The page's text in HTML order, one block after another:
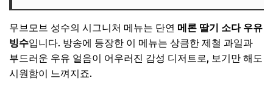
무브모브 성수의 시그니처 메뉴는 단연 메론 딸기 소다 우유
빙수입니다. 방송에 등장한 이 메뉴는 상큼한 제철 과일과
부드러운 우유 얼음이 어우러진 감성 디저트로, 보기만 해도
시원함이 느껴지죠.